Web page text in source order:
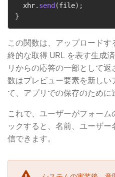
  xhr
. send (file) ;
}
この関数は、アップロード
終的な取得 URL を表す生成
リからの応答の一部として
数はプレビュー要素を新し
て、アプリでの保存のために
これで、ユーザーがフォー
ックすると、名前、ユーザ
信できます。